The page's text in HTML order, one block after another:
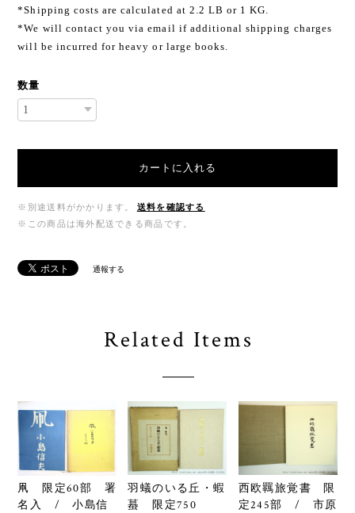
*Shipping costs are calculated at 2.2 LB or 1 KG.
*We will contact you via email if additional shipping charges
will be incurred for heavy or large books.
数量
カートに入れる
※別途送料がかかります。
送料を確認する
※この商品は海外配送できる商品です。
通報する
Related Items
凧 限定60部 署
名入 / 小島信
羽蟻のいる丘・蝦
蟇 限定750
西欧羈旅覚書 限
定245部 / 市原